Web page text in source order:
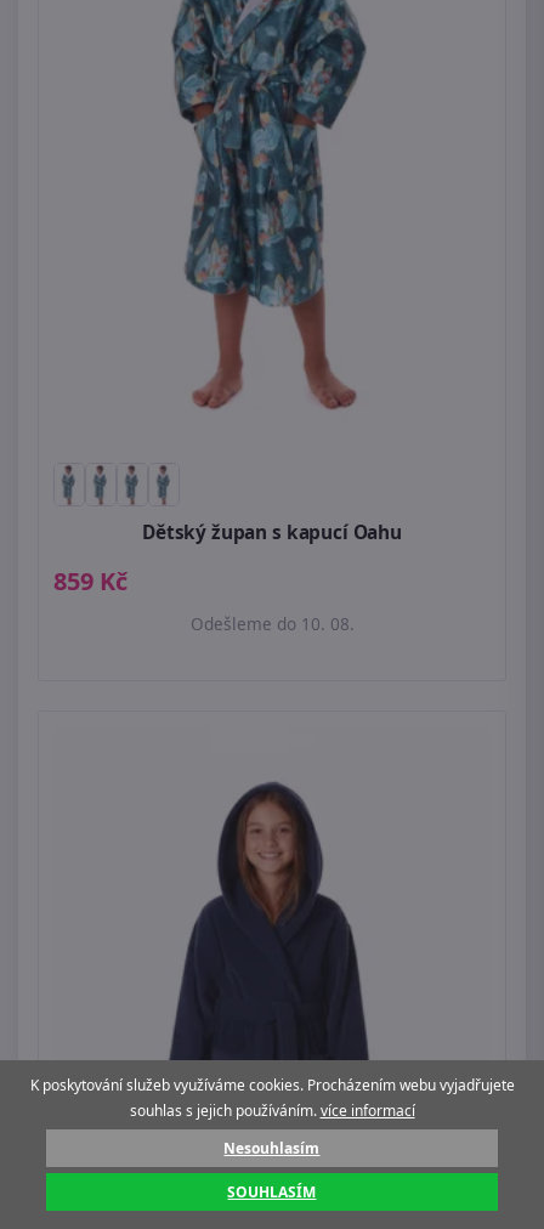
Dětský župan s kapucí Oahu
859 Kč
Odešleme do 10. 08.
K poskytování služeb využíváme cookies. Procházením webu vyjadřujete
souhlas s jejich používáním.více informací
Nesouhlasím
SOUHLASÍM